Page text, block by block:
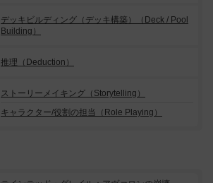
デッキビルディング（デッキ構築）（Deck / Pool
Building）
推理（Deduction）
ストーリーメイキング（Storytelling）
キャラクター/役割の担当（Role Playing）